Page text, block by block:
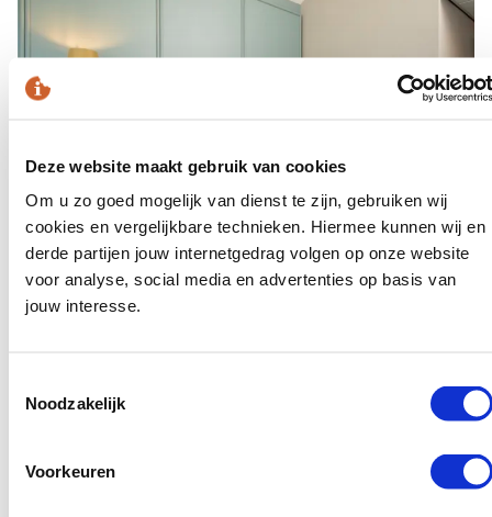
Deze website maakt gebruik van cookies
Om u zo goed mogelijk van dienst te zijn, gebruiken wij
cookies en vergelijkbare technieken. Hiermee kunnen wij en
derde partijen jouw internetgedrag volgen op onze website
voor analyse, social media en advertenties op basis van
jouw interesse.
Noodzakelijk
Voorkeuren
Deluxe Zimmer